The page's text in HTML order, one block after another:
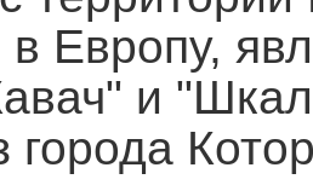
Европу,
и
города